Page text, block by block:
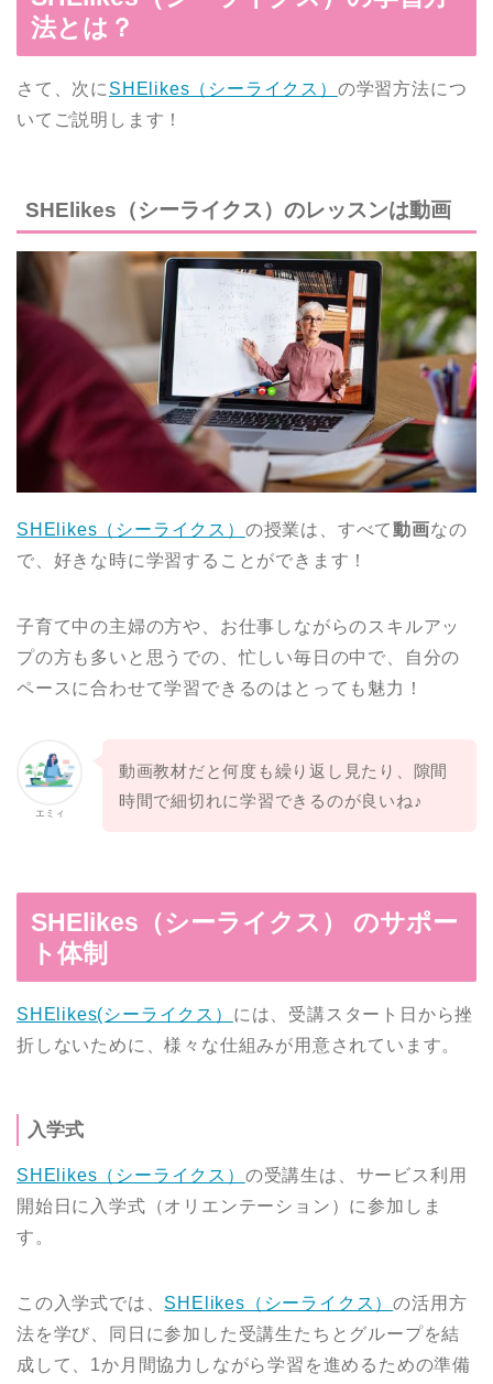
法とは？
さて、次に SHElikes（シーライクス） の学習方法につ
いてご説明します！
SHElikes（シーライクス）のレッスンは動画
SHElikes（シーライクス） の授業は、すべて動画なの
で、好きな時に学習することができます！
子育て中の主婦の方や、お仕事しながらのスキルアッ
プの方も多いと思うでの、忙しい毎日の中で、自分の
ペースに合わせて学習できるのはとっても魅力！
エミィ
動画教材だと何度も繰り返し見たり、隙間
時間で細切れに学習できるのが良いね♪
SHElikes（シーライクス） のサポー
ト体制
SHElikes(シーライクス） には、受講スタート日から挫
折しないために、様々な仕組みが用意されています。
入学式
SHElikes（シーライクス） の受講生は、サービス利用
開始日に入学式（オリエンテーション）に参加しま
す。
この入学式では、 SHElikes（シーライクス）の活用方
法を学び、同日に参加した受講生たちとグループを結
成して、1か月間協力しながら学習を進めるための準備